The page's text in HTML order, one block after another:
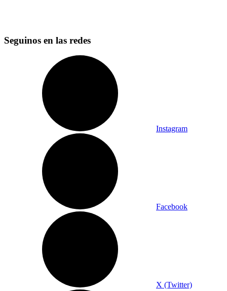
Seguinos en las redes
Instagram
Facebook
X (Twitter)